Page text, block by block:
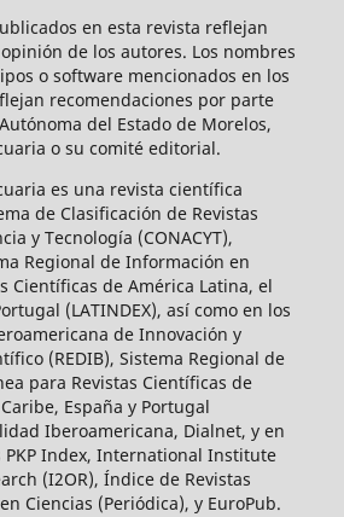
en esta revista reflejan
de los autores. Los nombres
o software mencionados en los
recomendaciones por parte
del Estado de Morelos,
o su comité editorial.
es una revista científica
de Clasificación de Revistas
y Tecnología (CONACYT),
Regional de Información en
Científicas de América Latina, el
(LATINDEX), así como en los
de Innovación y
(REDIB), Sistema Regional de
para Revistas Científicas de
España y Portugal
Iberoamericana, Dialnet, y en
PKP Index, International Institute
(I2OR), Índice de Revistas
Ciencias (Periódica), y EuroPub.